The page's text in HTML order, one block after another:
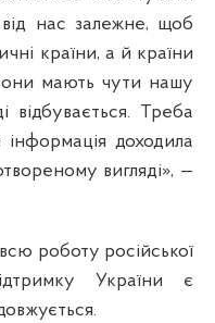
нас залежне, щоб
країни, а й країни
мають чути нашу
Треба
доходила
вигляді», —
роботу російської
України є